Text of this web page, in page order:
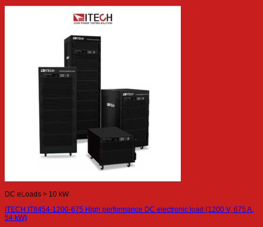
DC eLoads > 10 kW
ITECH IT8454-1200-675 High performance DC electronic load (1200 V, 675 A,
54 kW)